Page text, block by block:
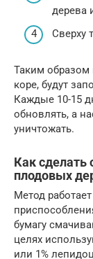
дерева
Сверху
Таким образом
коре, будут
Каждые 10-15
обновлять, а
уничтожать.
Как сделать
плодовых
Метод
бумагу
целях
или 1%